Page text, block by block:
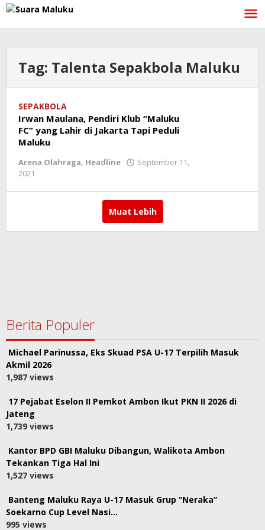
Lewati
konten
Tag: Talenta Sepakbola Maluku
SEPAKBOLA
Irwan Maulana, Pendiri Klub “Maluku
FC” yang Lahir di Jakarta Tapi Peduli
Maluku
Arena Olahraga, Headline
September 11,
2021
Muat Lebih
Berita Populer
Michael Parinussa, Eks Skuad PSA U-17 Terpilih Masuk
Akmil 2026
1,987 views
17 Pejabat Eselon II Pemkot Ambon Ikut PKN II 2026 di
Jateng
1,739 views
Kantor BPD GBI Maluku Dibangun, Walikota Ambon
Tekankan Tiga Hal Ini
1,527 views
Banteng Maluku Raya U-17 Masuk Grup “Neraka”
Soekarno Cup Level Nasi…
995 views